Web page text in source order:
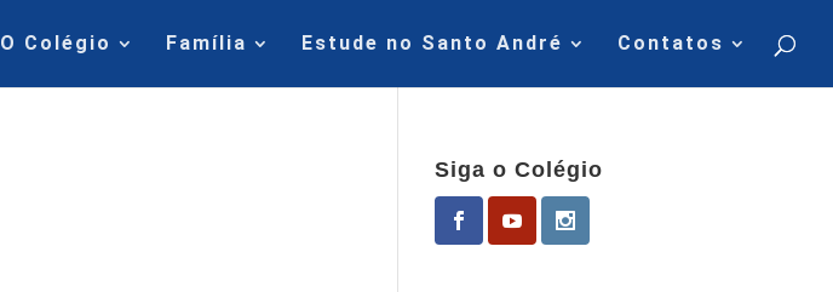
O Colégio Família Estude no Santo André Contatos
Siga o Colégio